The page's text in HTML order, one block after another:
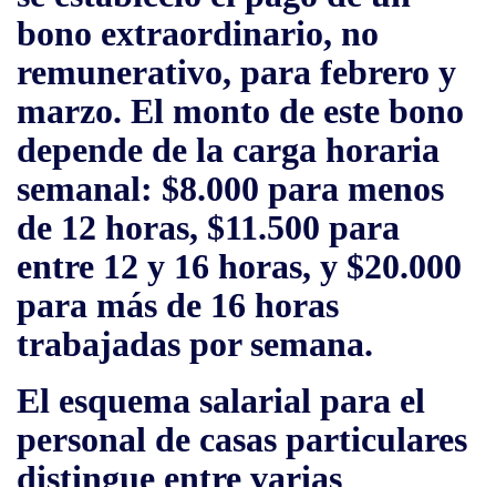
bono extraordinario, no
remunerativo, para febrero y
marzo. El monto de este bono
depende de la carga horaria
semanal: $8.000 para menos
de 12 horas, $11.500 para
entre 12 y 16 horas, y $20.000
para más de 16 horas
trabajadas por semana.
El esquema salarial para el
personal de casas particulares
distingue entre varias